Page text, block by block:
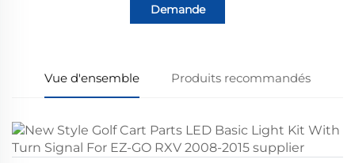
Demande
Vue d'ensemble Produits recommandés